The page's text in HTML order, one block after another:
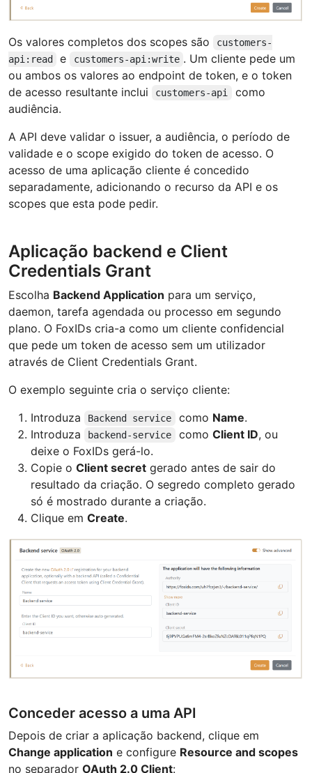
Os valores completos dos scopes são
customers-
api:read
e customers-api:write . Um cliente pede um
ou ambos os valores ao endpoint de token, e o token
de acesso resultante inclui
customers-api
como
audiência.
A API deve validar o issuer, a audiência, o período de
validade e o scope exigido do token de acesso. O
acesso de uma aplicação cliente é concedido
separadamente, adicionando o recurso da API e os
scopes que esta pode pedir.
Aplicação backend e Client
Credentials Grant
Escolha Backend Application para um serviço,
daemon, tarefa agendada ou processo em segundo
plano. O FoxIDs cria-a como um cliente confidencial
que pede um token de acesso sem um utilizador
através de Client Credentials Grant.
O exemplo seguinte cria o serviço cliente:
Introduza
Backend service como Name.
Introduza
backend-service como Client ID, ou
deixe o FoxIDs gerá-lo.
Copie o Client secret gerado antes de sair do
resultado da criação. O segredo completo gerado
só é mostrado durante a criação.
Clique em Create.
Conceder acesso a uma API
Depois de criar a aplicação backend, clique em
Change application e configure Resource and scopes
no separador OAuth 2.0 Client: